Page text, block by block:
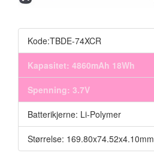
Kode:TBDE-74XCR
Kapasitet: 4860mAh 18Wh
Spenning: 3.7V
Batterikjerne: Li-Polymer
Størrelse: 169.80x74.52x4.10mm